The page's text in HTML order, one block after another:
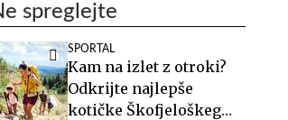
spreglejte
SPORTAL
Kam na izlet z otroki?
Odkrijte najlepše
kotičke Škofjeloškega